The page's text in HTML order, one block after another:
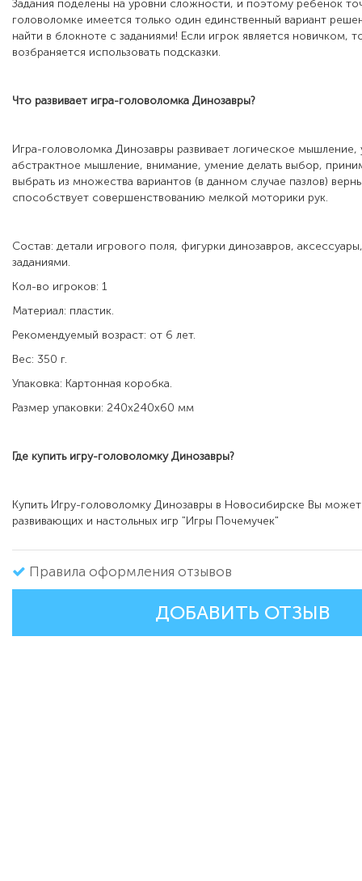
Задания поделены на уровни сложности, и поэтому ребенок
головоломке имеется только один единственный вариант
найти в блокноте с заданиями! Если игрок является новичком,
возбраняется использовать подсказки.
Что развивает игра-головоломка Динозавры?
Игра-головоломка Динозавры развивает логическое мышление,
абстрактное мышление, внимание, умение делать выбор,
выбрать из множества вариантов (в данном случае пазлов)
способствует совершенствованию мелкой моторики рук.
Состав: детали игрового поля, фигурки динозавров,
заданиями.
Кол-во игроков: 1
Материал: пластик.
Рекомендуемый возраст: от 6 лет.
Вес: 350 г.
Упаковка: Картонная коробка.
Размер упаковки: 240х240х60 мм
Где купить игру-головоломку Динозавры?
Купить Игру-головоломку Динозавры в Новосибирске Вы
развивающих и настольных игр "Игры Почемучек"
Правила оформления отзывов
ДОБАВИТЬ ОТЗЫВ